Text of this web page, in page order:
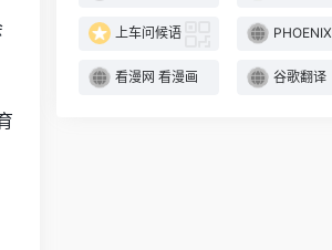
上车问候语 PHOENIX
看漫网 看漫画 谷歌翻译